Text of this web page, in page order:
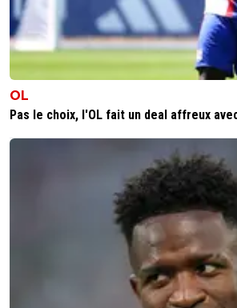
OL
Pas le choix, l'OL fait un deal affreux